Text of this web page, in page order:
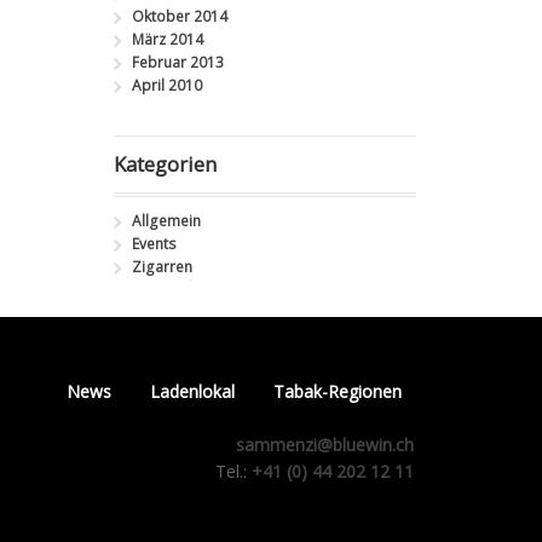
Oktober 2014
März 2014
Februar 2013
April 2010
Kategorien
Allgemein
Events
Zigarren
News Ladenlokal Tabak-Regionen
sammenzi@bluewin.ch
Tel.: +41 (0) 44 202 12 11